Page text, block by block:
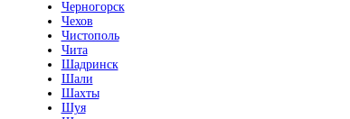
Черногорск
Чехов
Чистополь
Чита
Шадринск
Шали
Шахты
Шуя